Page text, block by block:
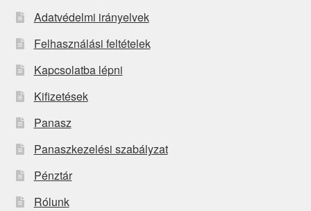
Adatvédelmi irányelvek
Felhasználási feltételek
Kapcsolatba lépni
Kifizetések
Panasz
Panaszkezelési szabályzat
Pénztár
Rólunk